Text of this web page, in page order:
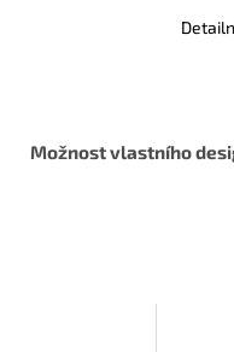
Možnost vlastního